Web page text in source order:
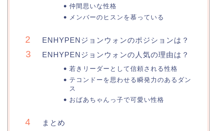
仲間思いな性格
メンバーのヒスンを慕っている
ENHYPENジョンウォンのポジションは？
ENHYPENジョンウォンの人気の理由は？
若きリーダーとして信頼される性格
テコンドーを思わせる瞬発力のあるダン
ス
おばあちゃんっ子で可愛い性格
まとめ